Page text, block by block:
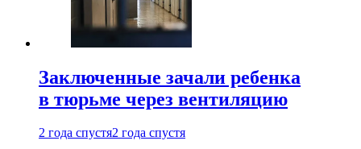
Заключенные зачали ребенка
в тюрьме через вентиляцию
2 года спустя2 года спустя